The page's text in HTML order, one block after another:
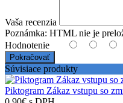
Vaša recenzia
Poznámka: HTML nie je
Hodnotenie
Pokračovať
Súvisiace produkty
Piktogram Zákaz vstupu so